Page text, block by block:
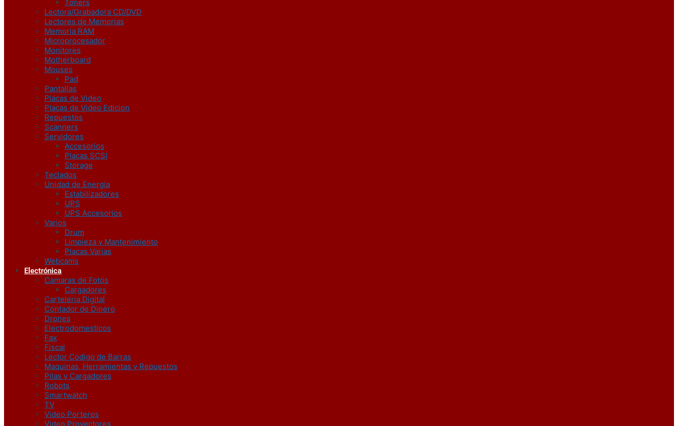
Toners
Lectora/Grabadora CD/DVD
Lectores de Memorias
Memoria RAM
Microprocesador
Monitores
Motherboard
Mouses
Pad
Pantallas
Placas de Video
Placas de Video Edicion
Repuestos
Scanners
Servidores
Accesorios
Placas SCSI
Storage
Teclados
Unidad de Energía
Estabilizadores
UPS
UPS Accesorios
Varios
Drum
Limpieza y Mantenimiento
Placas Varias
Webcams
Electrónica
Camaras de Fotos
Cargadores
Carteleria Digital
Contador de Dinero
Drones
Electrodomesticos
Fax
Fiscal
Lector Codigo de Barras
Maquinas, Herramientas y Repuestos
Pilas y Cargadores
Robots
Smartwatch
TV
Video Porteros
Video Proyectores